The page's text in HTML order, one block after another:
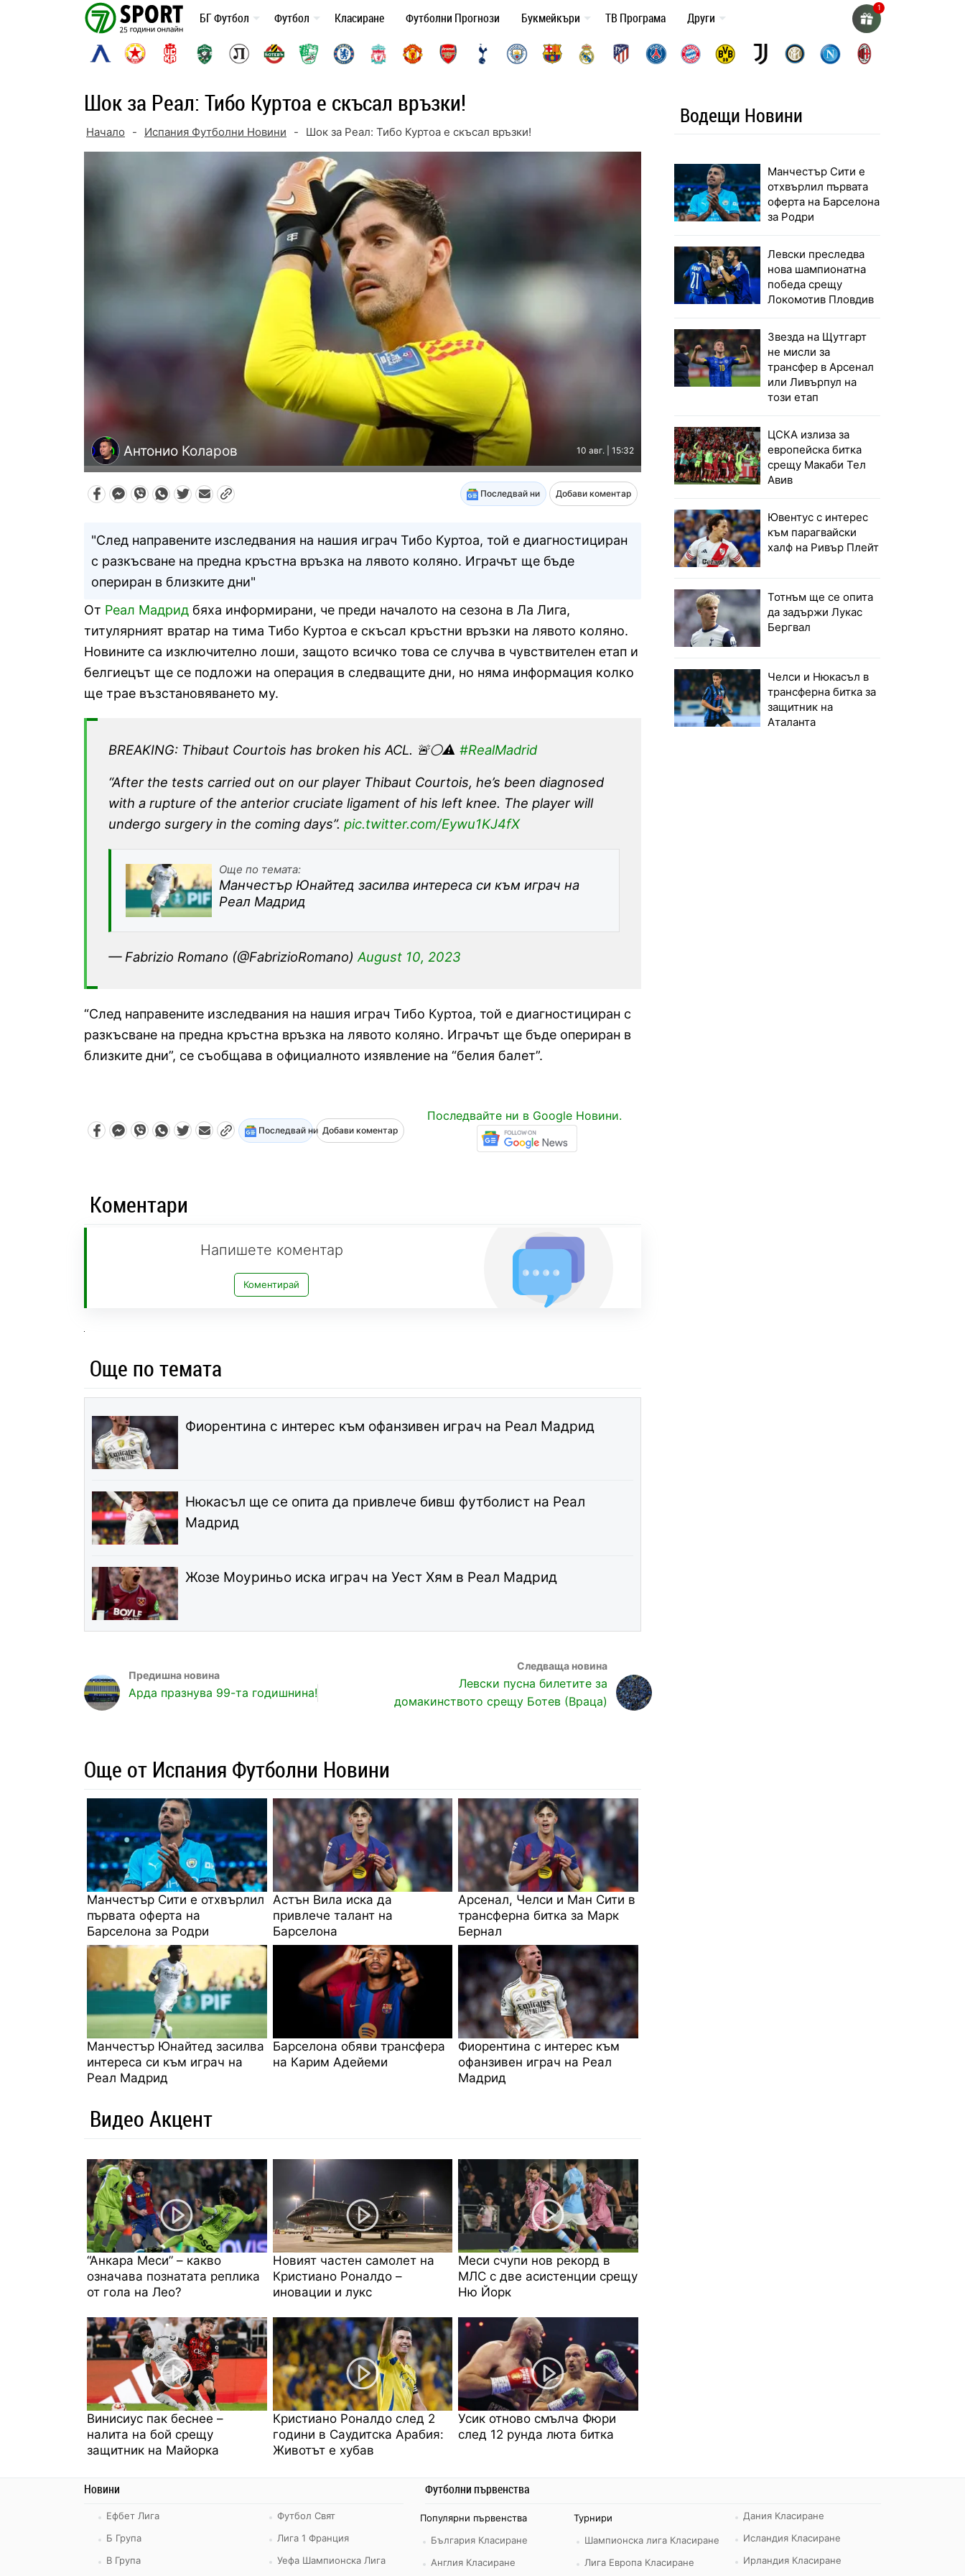
БГ Футбол Футбол Класиране Футболни Прогнози Букмейкъри ТВ Програма Други
Шок за Реал: Тибо Куртоа е скъсал връзки!
Начало - Испания Футболни Новини - Шок за Реал: Тибо Куртоа е скъсал връзки!
Антонио Коларов 10 авг. | 15:32
Последвай ни Добави коментар
"След направените изследвания на нашия играч Тибо Куртоа, той е диагностициран
с разкъсване на предна кръстна връзка на лявото коляно. Играчът ще бъде
опериран в близките дни"
От Реал Мадрид бяха информирани, че преди началото на сезона в Ла Лига,
титулярният вратар на тима Тибо Куртоа е скъсал кръстни връзки на лявото коляно.
Новините са изключително лоши, защото всичко това се случва в чувствителен етап и
белгиецът ще се подложи на операция в следващите дни, но няма информация колко
ще трае възстановяването му.
BREAKING: Thibaut Courtois has broken his ACL. 🚨⚪️⚠️ #RealMadrid
“After the tests carried out on our player Thibaut Courtois, he’s been diagnosed
with a rupture of the anterior cruciate ligament of his left knee. The player will
undergo surgery in the coming days”. pic.twitter.com/Eywu1KJ4fX
Още по темата:
Манчестър Юнайтед засилва интереса си към играч на
Реал Мадрид
— Fabrizio Romano (@FabrizioRomano) August 10, 2023
“След направените изследвания на нашия играч Тибо Куртоа, той е диагностициран с
разкъсване на предна кръстна връзка на лявото коляно. Играчът ще бъде опериран в
близките дни”, се съобщава в официалното изявление на “белия балет”.
Последвай ни Добави коментар
Последвайте ни в Google Новини.
Коментари
Напишете коментар
Коментирай
Още по темата
Фиорентина с интерес към офанзивен играч на Реал Мадрид
Нюкасъл ще се опита да привлече бивш футболист на Реал
Мадрид
Жозе Моуриньо иска играч на Уест Хям в Реал Мадрид
Арда празнува 99-та годишнина!
Левски пусна билетите за
домакинството срещу Ботев (Враца)
Още от Испания Футболни Новини
Манчестър Сити е отхвърлил
първата оферта на
Барселона за Родри
Астън Вила иска да
привлече талант на
Барселона
Арсенал, Челси и Ман Сити в
трансферна битка за Марк
Бернал
Манчестър Юнайтед засилва
интереса си към играч на
Реал Мадрид
Барселона обяви трансфера
на Карим Адейеми
Фиорентина с интерес към
офанзивен играч на Реал
Мадрид
Видео Акцент
“Анкара Меси” – какво
означава познатата реплика
от гола на Лео?
Новият частен самолет на
Кристиано Роналдо –
иновации и лукс
Меси счупи нов рекорд в
МЛС с две асистенции срещу
Ню Йорк
Винисиус пак беснее –
налита на бой срещу
защитник на Майорка
Кристиано Роналдо след 2
години в Саудитска Арабия:
Животът е хубав
Усик отново смълча Фюри
след 12 рунда люта битка
Водещи Новини
Манчестър Сити е
отхвърлил първата
оферта на Барселона
за Родри
Левски преследва
нова шампионатна
победа срещу
Локомотив Пловдив
Звезда на Щутгарт
не мисли за
трансфер в Арсенал
или Ливърпул на
този етап
ЦСКА излиза за
европейска битка
срещу Макаби Тел
Авив
Ювентус с интерес
към парагвайски
халф на Ривър Плейт
Тотнъм ще се опита
да задържи Лукас
Бергвал
Челси и Нюкасъл в
трансферна битка за
защитник на
Аталанта
Новини
Ефбет Лига
Б Група
В Група
Футбол Свят
Лига 1 Франция
Уефа Шампионска Лига
Футболни първенства
Популярни първенства
България Класиране
Англия Класиране
Турнири
Шампионска лига Класиране
Лига Европа Класиране
Дания Класиране
Исландия Класиране
Ирландия Класиране